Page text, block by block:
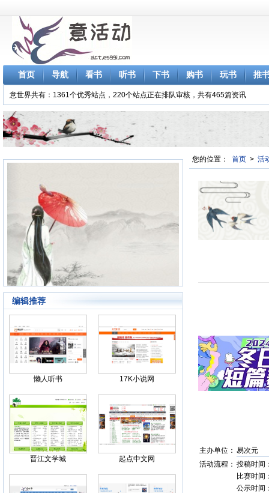
首页 导航 看书 听书 下书 购书 玩书 推
意世界共有：1361个优秀站点，220个站点正在排队审核，共有465篇资讯
编辑推荐
懒人听书 17K小说网
晋江文学城 起点中文网
您的位置： 首页 > 活
主办单位： 易次元
活动流程： 投稿时间
比赛时间
公示时间